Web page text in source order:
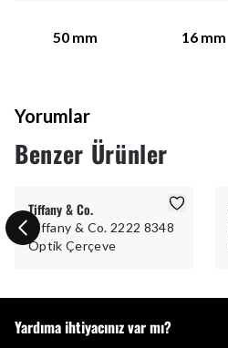
50 mm 16 mm
Yorumlar
Benzer Ürünler
Tiffany & Co.
Tiffany & Co. 2222 8348
Optik Çerçeve
Yardıma ihtiyacınız var mı?